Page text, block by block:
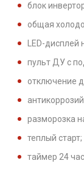
блок
общая
LED-дисплей
пульт ДУ с
отключение
разморозка
теплый старт;
таймер 24